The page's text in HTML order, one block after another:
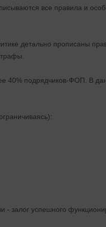
все правила и
детально прописаны
40% подрядчиков-ФОП. В
залог успешного